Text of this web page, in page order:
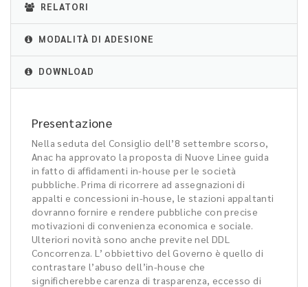
RELATORI
MODALITÀ DI ADESIONE
DOWNLOAD
Presentazione
Nella seduta del Consiglio dell’8 settembre scorso,
Anac ha approvato la proposta di Nuove Linee guida
in fatto di affidamenti in-house per le società
pubbliche. Prima di ricorrere ad assegnazioni di
appalti e concessioni in-house, le stazioni appaltanti
dovranno fornire e rendere pubbliche con precise
motivazioni di convenienza economica e sociale.
Ulteriori novità sono anche previte nel DDL
Concorrenza. L’ obbiettivo del Governo è quello di
contrastare l’abuso dell’in-house che
significherebbe carenza di trasparenza, eccesso di